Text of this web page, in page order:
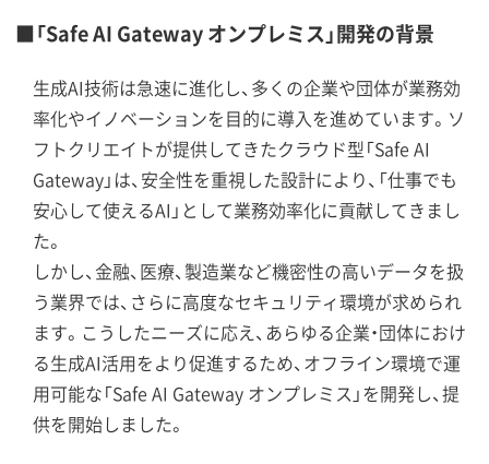
■「Safe AI Gateway オンプレミス」開発の背景
生成AI技術は急速に進化し、多くの企業や団体が業務効
率化やイノベーションを目的に導入を進めています。ソ
フトクリエイトが提供してきたクラウド型「Safe AI
Gateway」は、安全性を重視した設計により、「仕事でも
安心して使えるAI」として業務効率化に貢献してきまし
た。
しかし、金融、医療、製造業など機密性の高いデータを扱
う業界では、さらに高度なセキュリティ環境が求められ
ます。こうしたニーズに応え、あらゆる企業・団体におけ
る生成AI活用をより促進するため、オフライン環境で運
用可能な「Safe AI Gateway オンプレミス」を開発し、提
供を開始しました。